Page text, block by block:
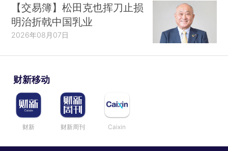
【交易簿】松田克也挥刀止损
明治折戟中国乳业
2026年08月07日
财新移动
财新 财新周刊 Caixin